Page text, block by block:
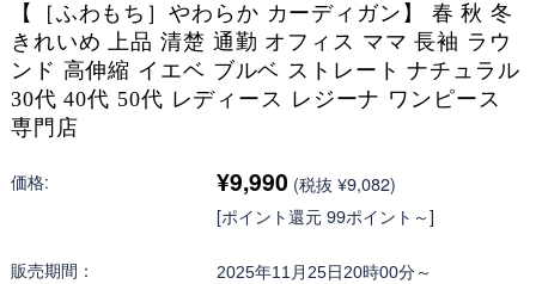
【［ふわもち］やわらか カーディガン】 春 秋 冬
きれいめ 上品 清楚 通勤 オフィス ママ 長袖 ラウ
ンド 高伸縮 イエベ ブルベ ストレート ナチュラル
30代 40代 50代 レディース レジーナ ワンピース
専門店
価格: ¥9,990 (税抜 ¥9,082)
[ポイント還元 99ポイント～]
販売期間：
2025年11月25日20時00分～